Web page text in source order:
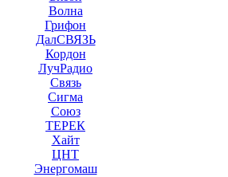
Волна
Грифон
ДалСВЯЗЬ
Кордон
ЛучРадио
Связь
Сигма
Союз
ТЕРЕК
Хайт
ЦНТ
Энергомаш